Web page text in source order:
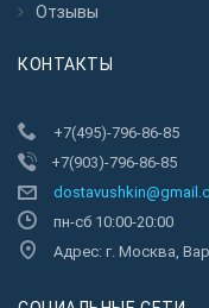
Отзывы
КОНТАКТЫ
+7(495)-796-86-85
+7(903)-796-86-85
пн-сб 10:00-20:00
Адрес: г. Москва,